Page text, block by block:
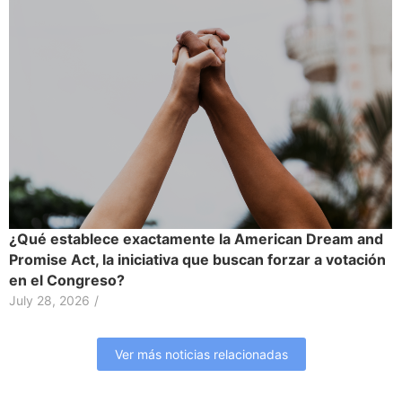
¿Qué establece exactamente la American Dream and
Promise Act, la iniciativa que buscan forzar a votación
en el Congreso?
July 28, 2026 /
Ver más noticias relacionadas